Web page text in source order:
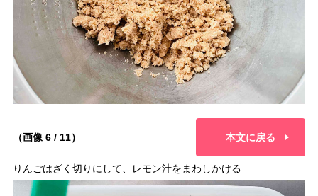
（画像 6 / 11） 本文に戻る
りんごはざく切りにして、レモン汁をまわしかける